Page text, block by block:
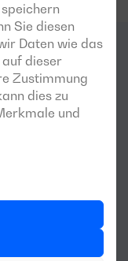
Sie diesen
Daten wie das
dieser
Zustimmung
dies zu
und
ist dieser